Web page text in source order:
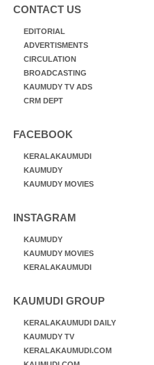
CONTACT US
EDITORIAL
ADVERTISMENTS
CIRCULATION
BROADCASTING
KAUMUDY TV ADS
CRM DEPT
FACEBOOK
KERALAKAUMUDI
KAUMUDY
KAUMUDY MOVIES
INSTAGRAM
KAUMUDY
KAUMUDY MOVIES
KERALAKAUMUDI
KAUMUDI GROUP
KERALAKAUMUDI DAILY
KAUMUDY TV
KERALAKAUMUDI.COM